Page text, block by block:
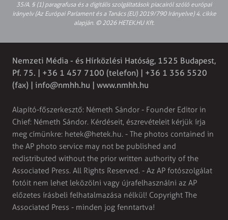
35/A. § (1) paragrafusa és a digitális szolgáltatások piacairól szóló európai
irányelv (Az Európai Parlament és a Tanács (EU) 2019/790 Irányelve) 4. cikke
alapján. © 2026 HETEK.HU Kft.
Nemzeti Média - és Hírközlési Hatóság, 1525 Budapest,
Pf. 75. | +36 1 457 7100 (telefon) | +36 1 356 5520
(fax) | info@nmhh.hu | www.nmhh.hu
Alapító-főszerkesztő: Németh Sándor - Founder Editor in
Chief: Németh Sándor. Kérdéseit, észrevételeit kérjük írja
meg címünkre: hetek@hetek.hu. - The photos contained in
the AP photo service may not be published and
redistributed without the prior written authority of the
Associated Press. All Rights Reserved. - Az AP fotószolgálat
fotóit nem lehet leközölni vagy újrafelhasználni az AP
előzetes írásbeli felhatalmazása nélkül! Copyright The
Associated Press - minden jog fenntartva!